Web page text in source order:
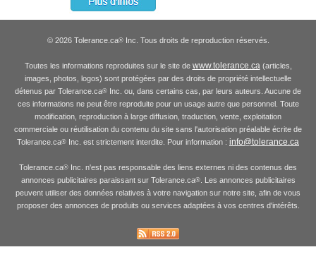
© 2026 Tolerance.ca®Inc. Tous droits de reproduction réservés.
Toutes les informations reproduites sur le site de www.tolerance.ca(articles,
images, photos, logos) sont protégées par des droits de propriété intellectuelle
détenus par Tolerance.ca® Inc. ou, dans certains cas, par leurs auteurs. Aucune de
ces informations ne peut être reproduite pour un usage autre que personnel. Toute
modification, reproduction à large diffusion, traduction, vente, exploitation
commerciale ou réutilisation du contenu du site sans l'autorisation préalable écrite de
Tolerance.ca® Inc. est strictement interdite. Pour information : info@tolerance.ca
Tolerance.ca® Inc. n'est pas responsable des liens externes ni des contenus des
annonces publicitaires paraissant sur Tolerance.ca®. Les annonces publicitaires
peuvent utiliser des données relatives à votre navigation sur notre site, afin de vous
proposer des annonces de produits ou services adaptées à vos centres d'intérêts.